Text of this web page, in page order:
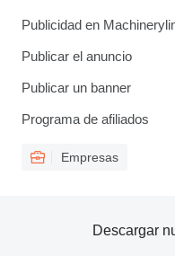
Publicidad en
Publicar el anuncio
Publicar un banner
Programa de afiliados
Empresas
Descargar